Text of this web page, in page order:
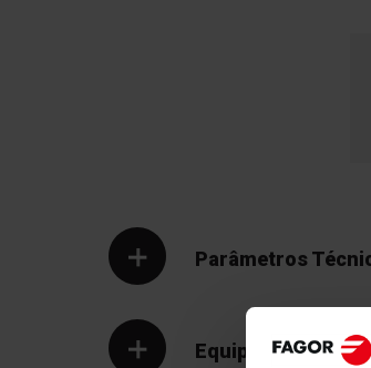
Parâmetros
Equipamento